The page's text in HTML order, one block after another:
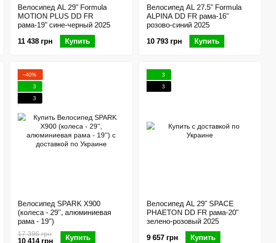
Велосипед AL 29" Formula
MOTION PLUS DD FR
рама-19" сине-черный 2025
11 438 грн
Купить
Велосипед AL 27.5" Formula
ALPINA DD FR рама-16"
розово-синий 2025
10 793 грн
Купить
−40%
3
3
Велосипед SPARK X900
(колеса - 29'', алюминиевая
рама - 19'')
17 396 грн
10 414 грн Купить
3
3
Велосипед AL 29" SPACE
PHAETON DD FR рама-20"
зелено-розовый 2025
9 657 грн
Купить